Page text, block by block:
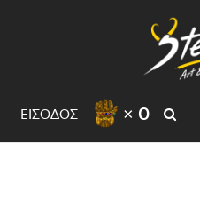
ΕΙΣΟΔΟΣ × 0